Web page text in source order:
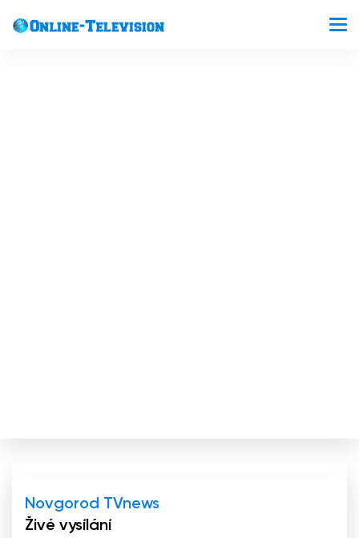
Novgorod TVnews
Živé vysílání